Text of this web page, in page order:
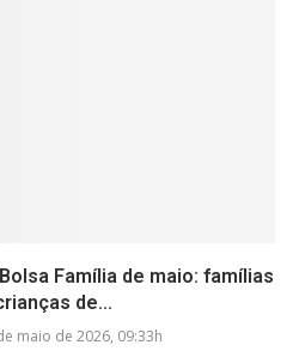
Família de maio: famílias
de...
maio de 2026, 09:33h